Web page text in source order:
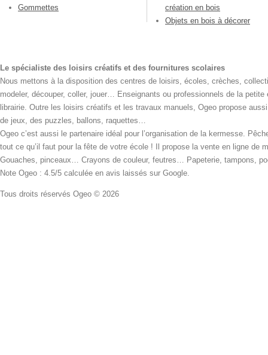
Gommettes
création en bois
Objets en bois à décorer
Le spécialiste des loisirs créatifs et des fournitures scolaires
Nous mettons à la disposition des centres de loisirs, écoles, crèches,
modeler, découper, coller, jouer… Enseignants ou professionnels de la
librairie. Outre les loisirs créatifs et les travaux manuels, Ogeo propose
de jeux, des puzzles, ballons, raquettes…
Ogeo c’est aussi le partenaire idéal pour l’organisation de la kermesse.
tout ce qu’il faut pour la fête de votre école ! Il propose la vente en ligne
Gouaches, pinceaux… Crayons de couleur, feutres… Papeterie, tampons,
Note Ogeo : 4.5/5 calculée en avis laissés sur Google.
Tous droits réservés Ogeo © 2026